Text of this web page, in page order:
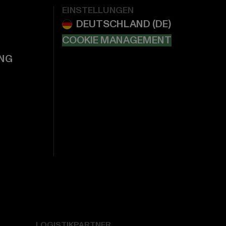
EINSTELLUNGEN
COOKIE MANAGEMENT